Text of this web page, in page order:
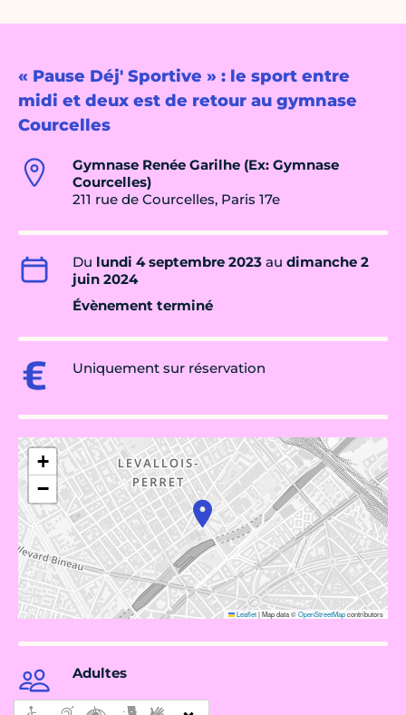
« Pause Déj' Sportive » : le sport entre
midi et deux est de retour au gymnase
Courcelles
Gymnase Renée Garilhe (Ex: Gymnase
Courcelles)
211 rue de Courcelles, Paris 17e
Du lundi 4 septembre 2023 au dimanche 2
juin 2024
Évènement terminé
Uniquement sur réservation
+
−
Leaflet|Map data ©OpenStreetMapcontributors
Adultes